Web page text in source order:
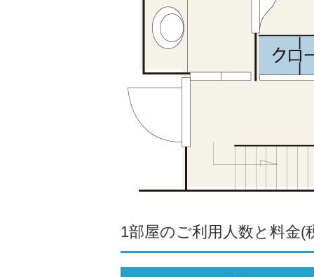
1部屋のご利用人数と料金(